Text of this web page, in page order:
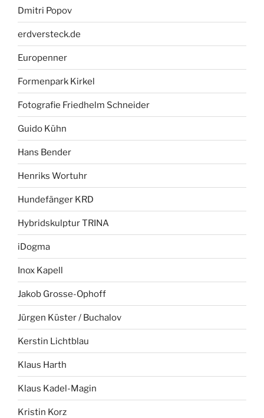
Dmitri Popov
erdversteck.de
Europenner
Formenpark Kirkel
Fotografie Friedhelm Schneider
Guido Kühn
Hans Bender
Henriks Wortuhr
Hundefänger KRD
Hybridskulptur TRINA
iDogma
Inox Kapell
Jakob Grosse-Ophoff
Jürgen Küster / Buchalov
Kerstin Lichtblau
Klaus Harth
Klaus Kadel-Magin
Kristin Korz